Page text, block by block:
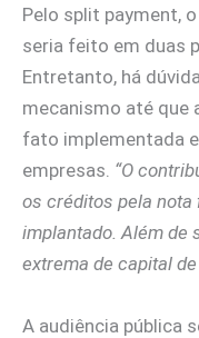
Pelo split payment,
seria feito em duas
Entretanto, há
mecanismo até que
fato implementada
empresas. “O
os créditos pela
implantado. Além de
extrema de capital de
A audiência pública